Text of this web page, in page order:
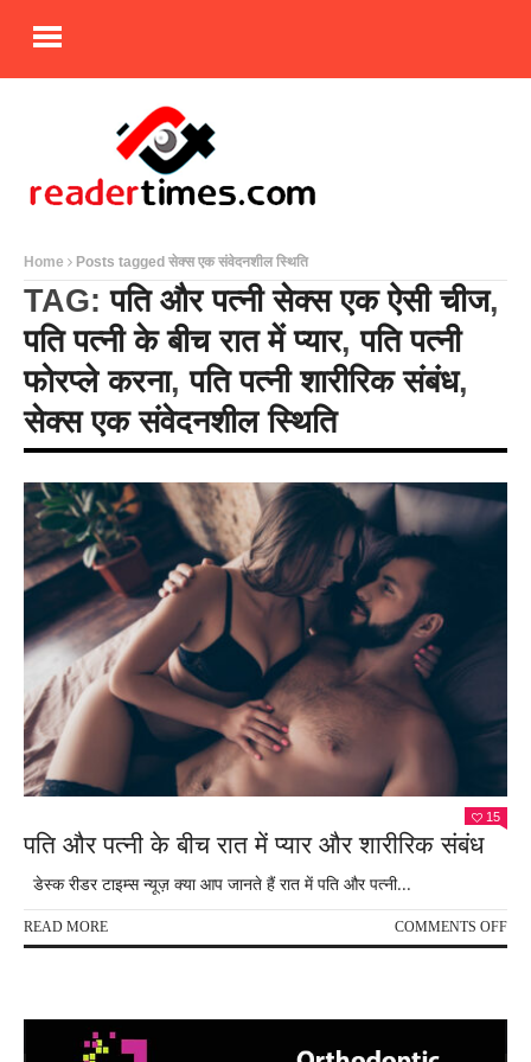
Home Posts tagged सेक्स एक संवेदनशील स्थिति
TAG:पति और पत्नी सेक्स एक ऐसी चीज,
पति पत्नी के बीच रात में प्यार,पति पत्नी
फोरप्ले करना,पति पत्नी शारीरिक संबंध,
सेक्स एक संवेदनशील स्थिति
15
पति और पत्नी के बीच रात में प्यार और शारीरिक संबंध
डेस्क रीडर टाइम्स न्यूज़ क्या आप जानते हैं रात में पति और पत्नी...
READ MORE COMMENTS OFFON
पति
के